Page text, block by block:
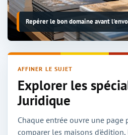
Repérer le bon domaine avant
AFFINER LE SUJET
Explorer les
Juridique
Chaque entrée ouvre une page
comparer les maisons d'édition,